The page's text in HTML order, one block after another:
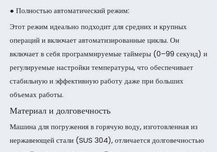
● Полностью автоматический режим:
Этот режим идеально подходит для средних и крупных
операций и включает автоматизированные циклы. Он
включает в себя программируемые таймеры (0–99 секунд) и
регулируемые настройки температуры, что обеспечивает
стабильную и эффективную работу даже при больших
объемах работы.
Материал и долговечность
Машина для погружения в горячую воду, изготовленная из
нержавеющей стали (SUS 304), отличается долговечностью